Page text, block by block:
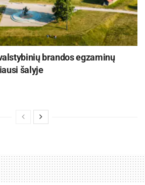
brandos egzaminų
šalyje